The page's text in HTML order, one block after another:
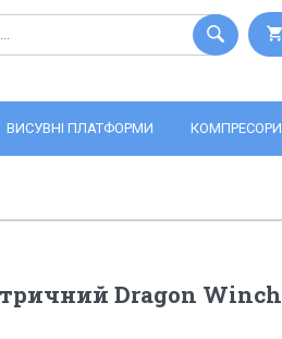
ВИСУВНІ ПЛАТФОРМИ КОМПРЕСОРИ
Dragon Winch